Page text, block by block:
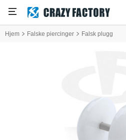
Hjem Falske piercinger Falsk plugg